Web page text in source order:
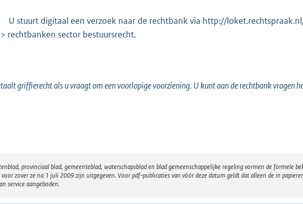
U stuurt digitaal een verzoek naar de rechtbank via http://
rechtbanken sector bestuursrecht.
griffierecht als u vraagt om een voorlopige voorziening. U kunt aan de rechtbank vragen
provinciaal blad, gemeenteblad, waterschapsblad en blad gemeenschappelijke regeling vormen de formele
zover ze na 1 juli 2009 zijn uitgegeven. Voor pdf-publicaties van vóór deze datum geldt dat alleen de in
service aangeboden.